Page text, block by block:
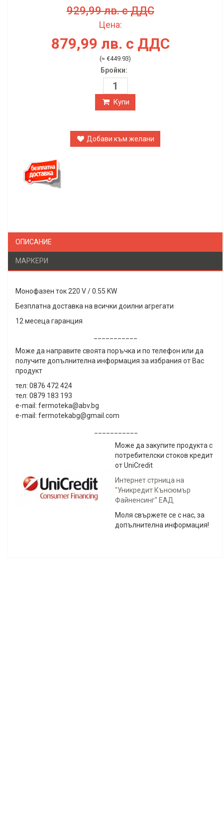
929,99 лв. с ДДС
Цена:
879,99 лв. с ДДС
(≈ €449.93)
Бройки:
Купи
Добави към желани
ОПИСАНИЕ
МАРКЕРИ
Монофазен ток 220 V / 0.55 KW
Безплатна доставка на всички доилни агрегати
12 месеца гаранция
Може да направите своята поръчка и по телефон или да
получите допълнителна информация за избрания от Вас
продукт
тел: 0876 472 424
тел: 0879 183 193
e-mail: fermoteka@abv.bg
e-mail: fermotekabg@gmail.com
Може да закупите продукта с
потребителски стоков кредит
от UniCredit
Интернет стрница на
"Уникредит Кънсюмър
Файненсинг" ЕАД
Моля свържете се с нас, за
допълнителна информация!